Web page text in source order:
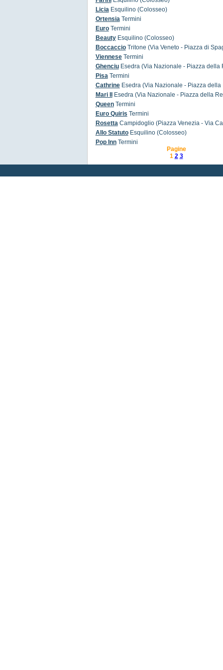
LiciaEsquilino (Colosseo)
OrtensiaTermini
EuroTermini
BeautyEsquilino (Colosseo)
BoccaccioTritone (Via Veneto - Piazza di
VienneseTermini
GhenciuEsedra (Via Nazionale - Piazza della
PisaTermini
CathrineEsedra (Via Nazionale - Piazza della
Mari II
Esedra (Via Nazionale - Piazza della
QueenTermini
Euro Quiris Termini
RosettaCampidoglio (Piazza Venezia - Via
Allo StatutoEsquilino (Colosseo)
Pop InnTermini
Pagine
1 2 3